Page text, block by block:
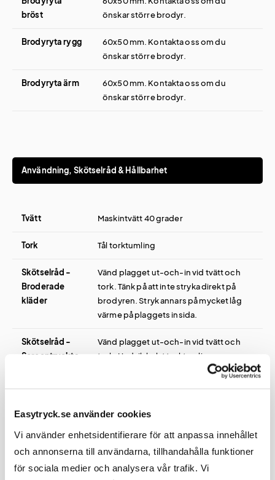
Easytryck.se använder cookies
Vi använder enhetsidentifierare för att anpassa innehållet
och annonserna till användarna, tillhandahålla funktioner
för sociala medier och analysera vår trafik. Vi
bröst
önskar större brodyr.
Brodyryta rygg
60x50 mm. Kontakta oss om du
önskar större brodyr.
Brodyryta ärm
60x50 mm. Kontakta oss om du
önskar större brodyr.
Användning, Skötselråd & Hållbarhet
Tvätt Maskintvätt 40 grader
Tork Tål torktumling
Skötselråd -
Broderade
kläder
Vänd plagget ut-och-in vid tvätt och
tork. Tänk på att inte stryka direkt på
brodyren. Stryk annars på mycket låg
värme på plaggets insida.
Skötselråd -
Screentryckta
Vänd plagget ut-och-in vid tvätt och
tork. Undvik helst torktumling av
screentryckta kläder för optimal
annars på mycket låg värme på plaggets